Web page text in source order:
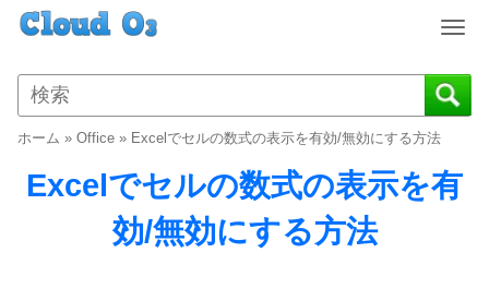
T
g
g
n
a
ホーム » Office » Excelでセルの数式の表示を有効/無効にする方法
Excelでセルの数式の表示を有
効/無効にする方法